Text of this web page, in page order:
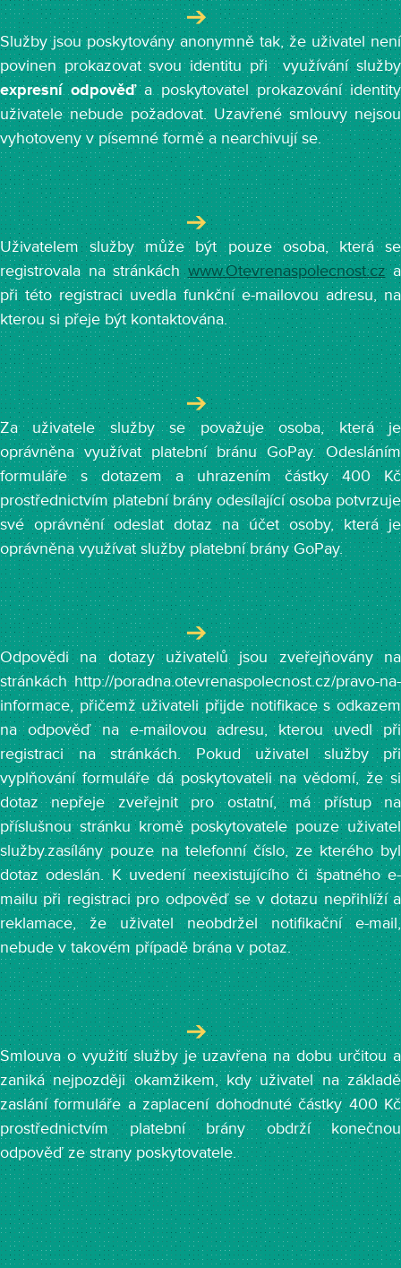
Služby jsou poskytovány anonymně tak, že uživatel není
povinen prokazovat svou identitu při využívání služby
expresní odpověďa poskytovatel prokazování identity
uživatele nebude požadovat. Uzavřené smlouvy nejsou
vyhotoveny v písemné formě a nearchivují se.
Uživatelem služby může být pouze osoba, která se
registrovala na stránkáchwww.Otevrenaspolecnost.cza
při této registraci uvedla funkční e-mailovou adresu, na
kterou si přeje být kontaktována.
Za uživatele služby se považuje osoba, která je
oprávněna využívat platební bránu GoPay. Odesláním
formuláře s dotazem a uhrazením částky 400 Kč
prostřednictvím platební brány odesílající osoba potvrzuje
své oprávnění odeslat dotaz na účet osoby, která je
oprávněna využívat služby platební brány GoPay.
Odpovědi na dotazy uživatelů jsou zveřejňovány na
stránkách http://poradna.otevrenaspolecnost.cz/pravo-na-
informace, přičemž uživateli přijde notifikace s odkazem
na odpověď na e-mailovou adresu, kterou uvedl při
registraci na stránkách. Pokud uživatel služby při
vyplňování formuláře dá poskytovateli na vědomí, že si
dotaz nepřeje zveřejnit pro ostatní, má přístup na
příslušnou stránku kromě poskytovatele pouze uživatel
služby.zasílány pouze na telefonní číslo, ze kterého byl
dotaz odeslán. K uvedení neexistujícího či špatného e-
mailu při registraci pro odpověď se v dotazu nepřihlíží a
reklamace, že uživatel neobdržel notifikační e-mail,
nebude v takovém případě brána v potaz.
Smlouva o využití služby je uzavřena na dobu určitou a
zaniká nejpozději okamžikem, kdy uživatel na základě
zaslání formuláře a zaplacení dohodnuté částky 400 Kč
prostřednictvím platební brány obdrží konečnou
odpověď ze strany poskytovatele.